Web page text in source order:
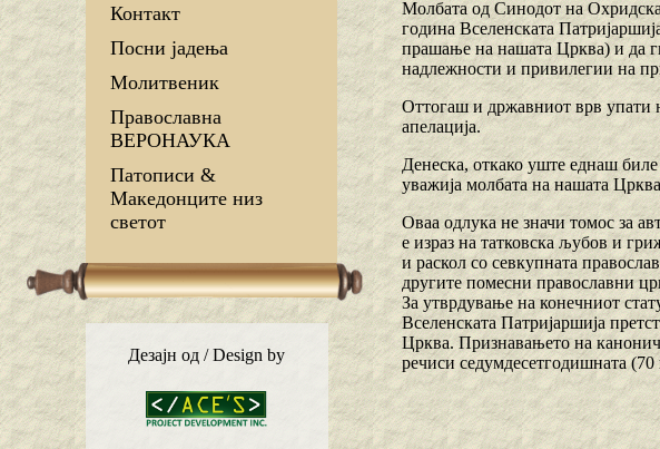
Контакт
Посни јадења
Молитвеник
Православна
ВЕРОНАУКА
Патописи &
Македонците низ
светот
Дезајн од / Design by
Молбата од Синодот на
година Вселенската
прашање на нашата Црква) и да
надлежности и привилегии на
Оттогаш и државниот врв упати
апелација.
Денеска, откако уште еднаш
уважија молбата на нашата
Оваа одлука не значи томос за
е израз на татковска љубов и
и раскол со севкупната
другите помесни православни
За утврдување на конечниот
Вселенската Патријаршија
Црква. Признавањето на
речиси седумдесетгодишната